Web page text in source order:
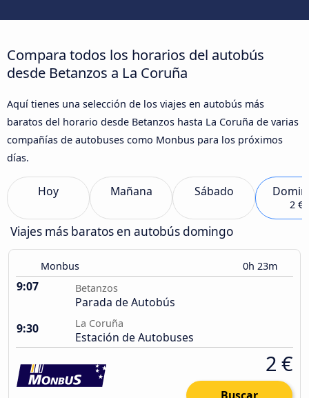
Compara todos los horarios del autobús
desde Betanzos a La Coruña
Aquí tienes una selección de los viajes en autobús más
baratos del horario desde Betanzos hasta La Coruña de varias
compañías de autobuses como Monbus para los próximos
días.
Hoy Mañana Sábado
2 €
Viajes más baratos en autobús domingo
Monbus 0h 23m
9:07 Betanzos
Parada de Autobús
9:30
La Coruña
Estación de Autobuses
2 €